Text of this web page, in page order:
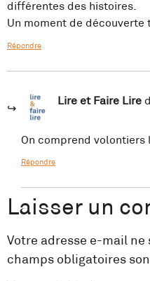
différentes des histoires.
Un moment de découverte
Répondre
Lire et Faire Lire
On comprend
Répondre
Laisser un
Votre adresse e-mail ne
champs obligatoires